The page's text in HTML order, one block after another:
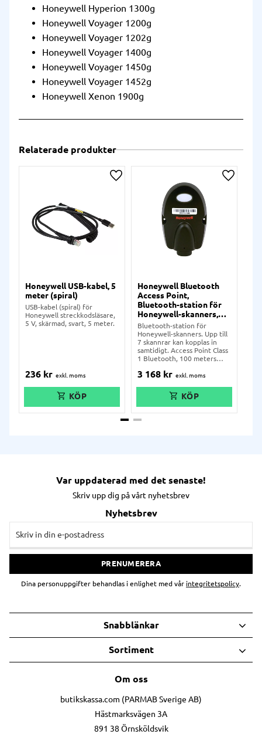
Honeywell Hyperion 1300g
Honeywell Voyager 1200g
Honeywell Voyager 1202g
Honeywell Voyager 1400g
Honeywell Voyager 1450g
Honeywell Voyager 1452g
Honeywell Xenon 1900g
Relaterade produkter
Honeywell USB-kabel, 5
meter (spiral)
USB-kabel (spiral) för
Honeywell streckkodsläsare,
5 V, skärmad, svart, 5 meter.
236 kr
Lägg till i önskelista
Honeywell Bluetooth
Access Point,
Bluetooth-station för
Honeywell-skanners,
AP-0
Bluetooth-station för
Honeywell-skanners. Upp till
7 skannrar kan kopplas in
samtidigt. Access Point Class
1 Bluetooth, 100 meters
interface (RS232/USB/KBW).
3 168 kr
Lägg till
Var uppdaterad med det senaste!
Skriv upp dig på vårt nyhetsbrev
Nyhetsbrev
PRENUMERERA
Dina personuppgifter behandlas i enlighet med vår integritetspolicy.
Om oss
butikskassa.com (PARMAB Sverige AB)
Hästmarksvägen 3A
891 38 Örnsköldsvik
Snabblänkar
Sortiment